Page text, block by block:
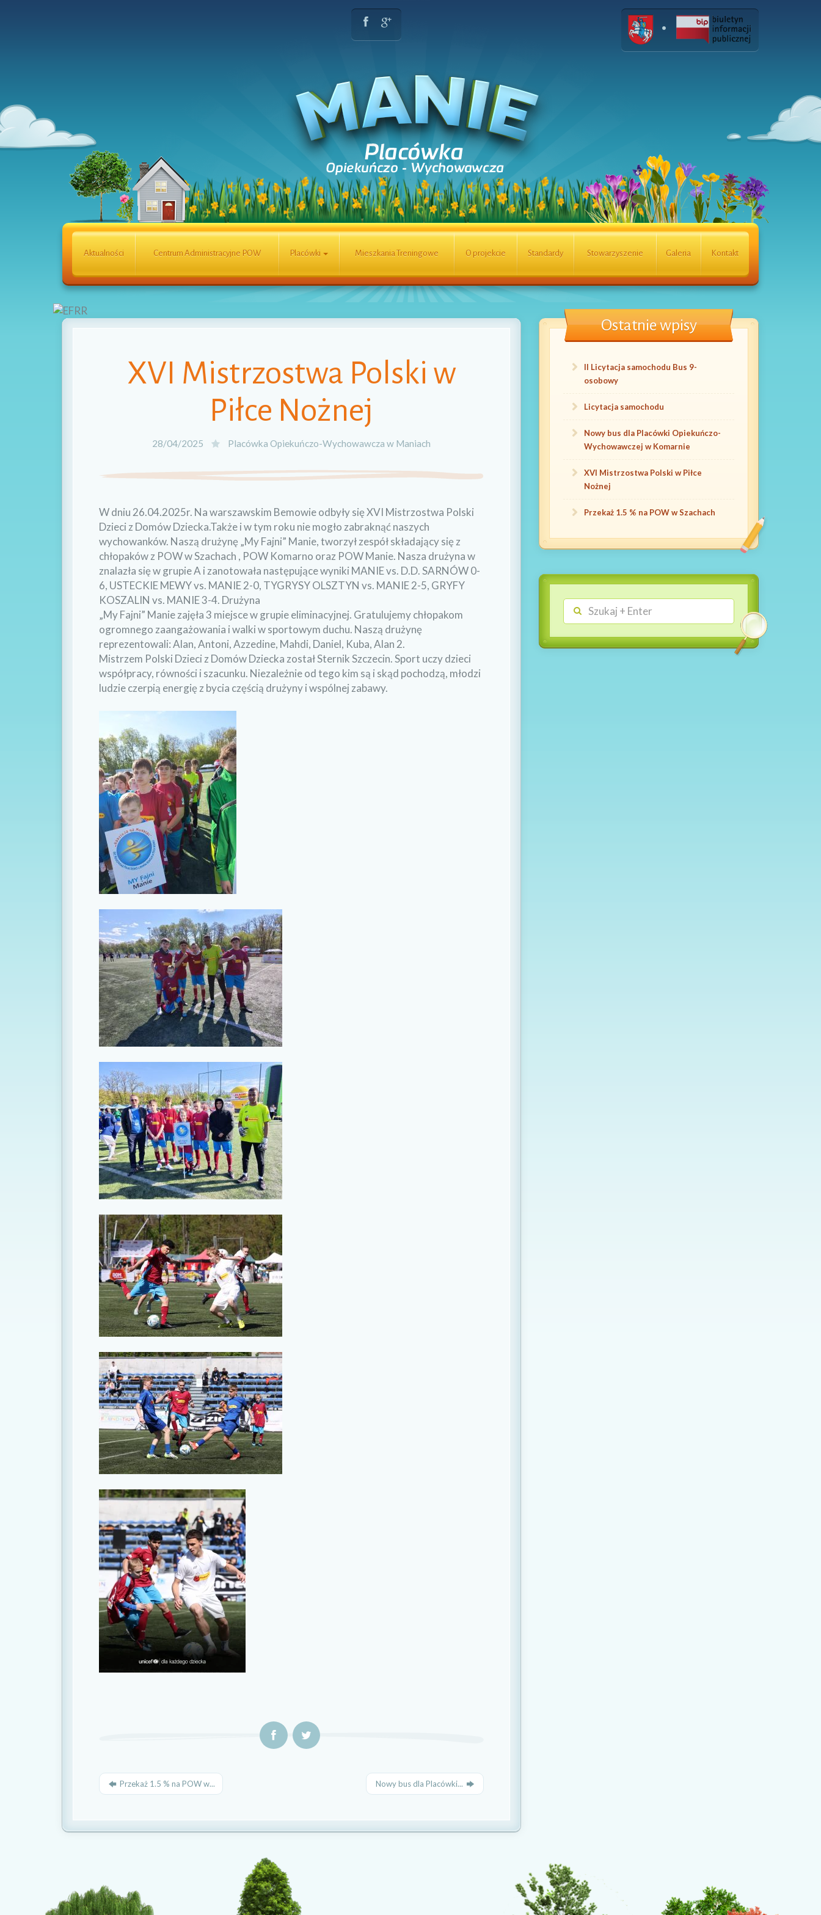
Aktualności Centrum Administracyjne POW Placówki Mieszkania Treningowe O projekcie Standardy Stowarzyszenie Galeria Kontakt
XVI Mistrzostwa Polski w
Piłce Nożnej
28/04/2025 Placówka Opiekuńczo-Wychowawcza w Maniach
W dniu 26.04.2025r. Na warszawskim Bemowie odbyły się XVI Mistrzostwa Polski
Dzieci z Domów Dziecka.Także i w tym roku nie mogło zabraknąć naszych
wychowanków. Naszą drużynę „My Fajni” Manie, tworzył zespół składający się z
chłopaków z POW w Szachach , POW Komarno oraz POW Manie. Nasza drużyna w
znalazła się w grupie A i zanotowała następujące wyniki MANIE vs. D.D. SARNÓW 0-
6, USTECKIE MEWY vs. MANIE 2-0, TYGRYSY OLSZTYN vs. MANIE 2-5, GRYFY
KOSZALIN vs. MANIE 3-4. Drużyna
„My Fajni” Manie zajęła 3 miejsce w grupie eliminacyjnej. Gratulujemy chłopakom
ogromnego zaangażowania i walki w sportowym duchu. Naszą drużynę
reprezentowali: Alan, Antoni, Azzedine, Mahdi, Daniel, Kuba, Alan 2.
Mistrzem Polski Dzieci z Domów Dziecka został Sternik Szczecin. Sport uczy dzieci
współpracy, równości i szacunku. Niezależnie od tego kim są i skąd pochodzą, młodzi
ludzie czerpią energię z bycia częścią drużyny i wspólnej zabawy.
Przekaż 1.5 % na POW w... Nowy bus dla Placówki...
Ostatnie wpisy
II Licytacja samochodu Bus 9-
osobowy
Licytacja samochodu
Nowy bus dla Placówki Opiekuńczo-
Wychowawczej w Komarnie
XVI Mistrzostwa Polski w Piłce
Nożnej
Przekaż 1.5 % na POW w Szachach